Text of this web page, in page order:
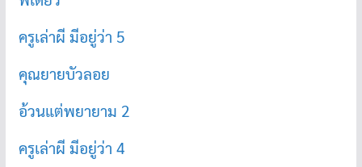
ครูเล่าผี มีอยู่ว่า 5
คุณยายบัวลอย
อ้วนแต่พยายาม 2
ครูเล่าผี มีอยู่ว่า 4